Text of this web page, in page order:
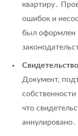
квартиру․
ошибок и
был оформлен
Документ,
что
аннулировано․